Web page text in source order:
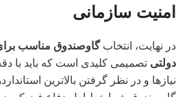
امنیت سازمانی
در نهایت، انتخابگاوصندوق مناسب
دولتی تصمیمی کلیدی است که باید با
نیازها و در نظر گرفتن بالاترین